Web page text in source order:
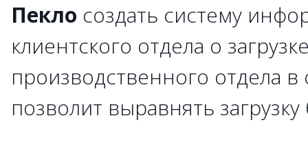
Пекло создать систему
клиентского отдела о
производственного отдела
позволит выравнять загрузку